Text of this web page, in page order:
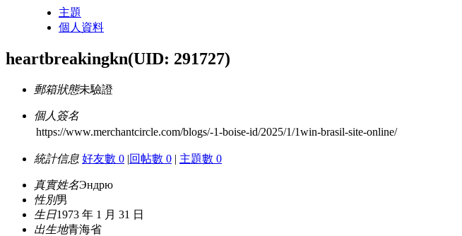
主題
個人資料
heartbreakingkn(UID: 291727)
郵箱狀態未驗證
個人簽名
https://www.merchantcircle.com/blogs/-1-boise-id/2025/1/1win-brasil-site-online/
統計信息 好友數 0 |回帖數 0 | 主題數 0
真實姓名Эндрю
性別男
生日1973 年 1 月 31 日
出生地青海省